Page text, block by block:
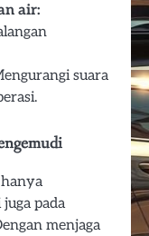
air:
suara
pada
menjaga